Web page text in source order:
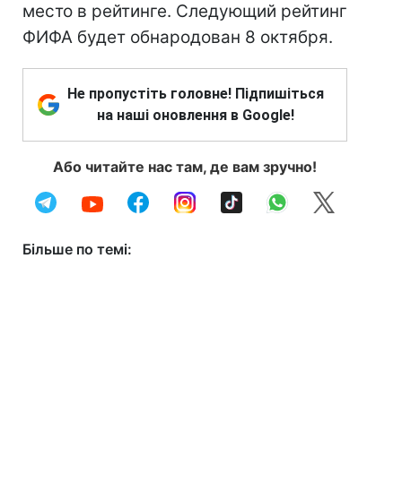
место в рейтинге. Следующий рейтинг
ФИФА будет обнародован 8 октября.
Не пропустіть головне! Підпишіться
на наші оновлення в Google!
Або читайте нас там, де вам зручно!
Більше по темі: